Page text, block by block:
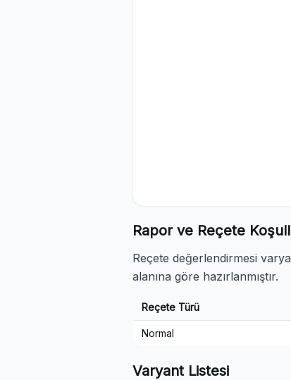
Rapor ve Reçete
Reçete değerlendirmesi
alanına göre hazırlanmıştır.
Reçete Türü
Normal
Varyant Listesi